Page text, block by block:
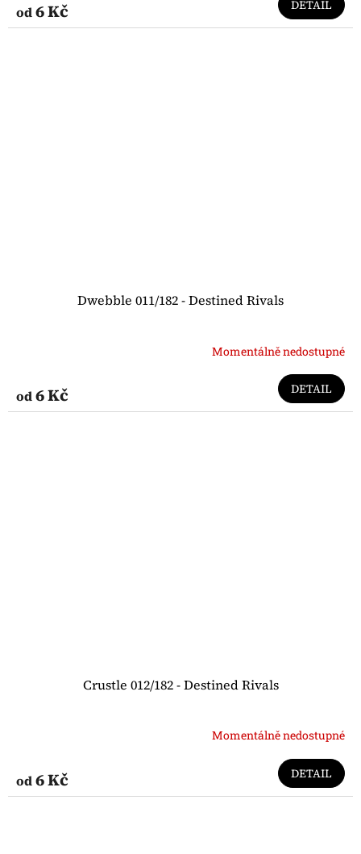
od6 Kč DETAIL
Dwebble 011/182 - Destined Rivals
Momentálně nedostupné
od6 Kč DETAIL
Crustle 012/182 - Destined Rivals
Momentálně nedostupné
od6 Kč DETAIL